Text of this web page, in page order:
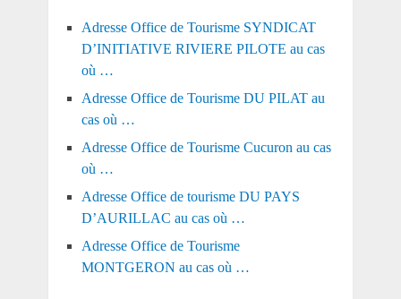
Adresse Office de Tourisme SYNDICAT
D’INITIATIVE RIVIERE PILOTE au cas
où …
Adresse Office de Tourisme DU PILAT au
cas où …
Adresse Office de Tourisme Cucuron au cas
où …
Adresse Office de tourisme DU PAYS
D’AURILLAC au cas où …
Adresse Office de Tourisme
MONTGERON au cas où …